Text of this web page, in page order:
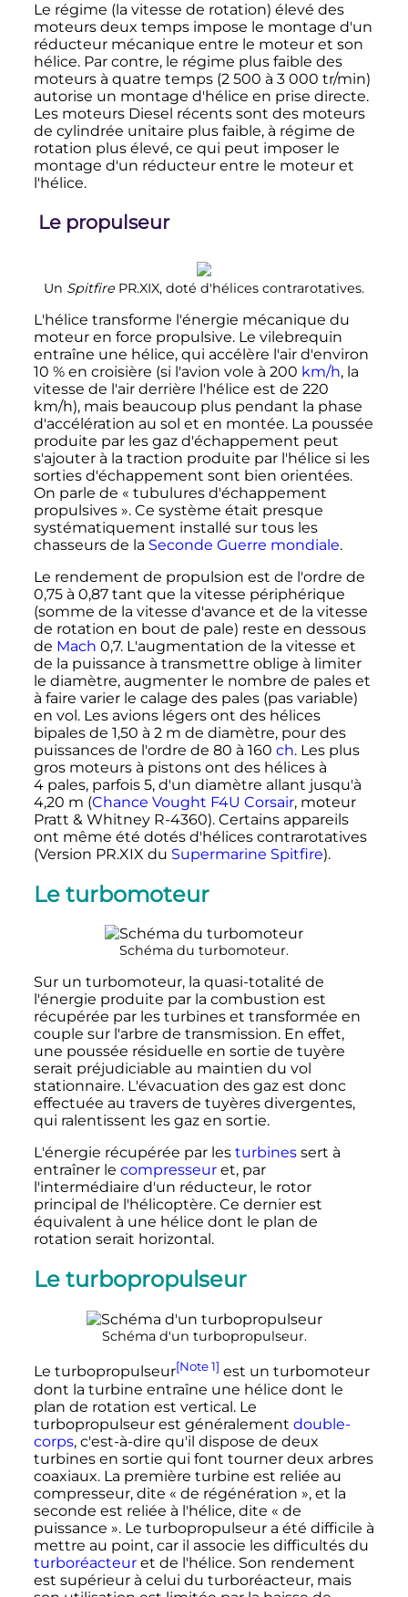
Le régime (la vitesse de rotation) élevé des
moteurs deux temps impose le montage d'un
réducteur mécanique entre le moteur et son
hélice. Par contre, le régime plus faible des
moteurs à quatre temps (2 500 à 3 000 tr/min)
autorise un montage d'hélice en prise directe.
Les moteurs Diesel récents sont des moteurs
de cylindrée unitaire plus faible, à régime de
rotation plus élevé, ce qui peut imposer le
montage d'un réducteur entre le moteur et
l'hélice.
Le propulseur
Un Spitfire PR.XIX, doté d'hélices contrarotatives.
L'hélice transforme l'énergie mécanique du
moteur en force propulsive. Le vilebrequin
entraîne une hélice, qui accélère l'air d'environ
10 % en croisière (si l'avion vole à 200 km/h, la
vitesse de l'air derrière l'hélice est de 220
km/h), mais beaucoup plus pendant la phase
d'accélération au sol et en montée. La poussée
produite par les gaz d'échappement peut
s'ajouter à la traction produite par l'hélice si les
sorties d'échappement sont bien orientées.
On parle de « tubulures d'échappement
propulsives ». Ce système était presque
systématiquement installé sur tous les
chasseurs de la Seconde Guerre mondiale.
Le rendement de propulsion est de l'ordre de
0,75à 0,87tant que la vitesse périphérique
(somme de la vitesse d'avance et de la vitesse
de rotation en bout de pale) reste en dessous
de Mach 0,7. L'augmentation de la vitesse et
de la puissance à transmettre oblige à limiter
le diamètre, augmenter le nombre de pales et
à faire varier le calage des pales (pas variable)
en vol. Les avions légers ont des hélices
bipales de 1,50 à 2 m de diamètre, pour des
puissances de l'ordre de 80 à 160 ch. Les plus
gros moteurs à pistons ont des hélices à
4 pales, parfois 5, d'un diamètre allant jusqu'à
4,20 m (Chance Vought F4U Corsair, moteur
Pratt & Whitney R-4360). Certains appareils
ont même été dotés d'hélices contrarotatives
(Version PR.XIX du Supermarine Spitfire).
Le turbomoteur
Schéma du turbomoteur.
Sur un turbomoteur, la quasi-totalité de
l'énergie produite par la combustion est
récupérée par les turbines et transformée en
couple sur l'arbre de transmission. En effet,
une poussée résiduelle en sortie de tuyère
serait préjudiciable au maintien du vol
stationnaire. L'évacuation des gaz est donc
effectuée au travers de tuyères divergentes,
qui ralentissent les gaz en sortie.
L'énergie récupérée par les turbinessert à
entraîner le compresseuret, par
l'intermédiaire d'un réducteur, le rotor
principal de l'hélicoptère. Ce dernier est
équivalent à une hélice dont le plan de
rotation serait horizontal.
Le turbopropulseur
Schéma d'un turbopropulseur.
Le turbopropulseur[Note 1] est un turbomoteur
dont la turbine entraîne une hélice dont le
plan de rotation est vertical. Le
turbopropulseur est généralement double-
corps, c'est-à-dire qu'il dispose de deux
turbines en sortie qui font tourner deux arbres
coaxiaux. La première turbine est reliée au
compresseur, dite « de régénération », et la
seconde est reliée à l'hélice, dite « de
puissance ». Le turbopropulseur a été difficile à
mettre au point, car il associe les difficultés du
turboréacteuret de l'hélice. Son rendement
est supérieur à celui du turboréacteur, mais